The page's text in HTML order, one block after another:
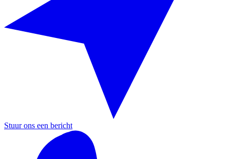
Stuur ons een bericht